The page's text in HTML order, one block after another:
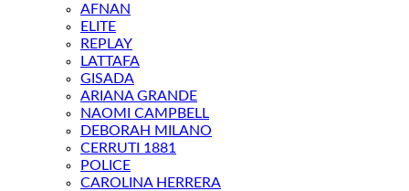
AFNAN
ELITE
REPLAY
LATTAFA
GISADA
ARIANA GRANDE
NAOMI CAMPBELL
DEBORAH MILANO
CERRUTI 1881
POLICE
CAROLINA HERRERA